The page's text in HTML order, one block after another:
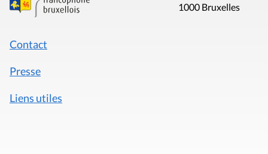
1000 Bruxelles
Contact
Presse
Liens utiles